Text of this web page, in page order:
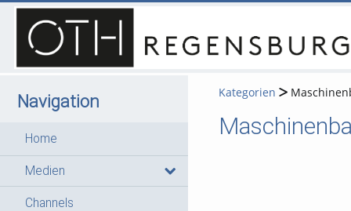
Navigation
Home
Medien
Channels
Kategorien